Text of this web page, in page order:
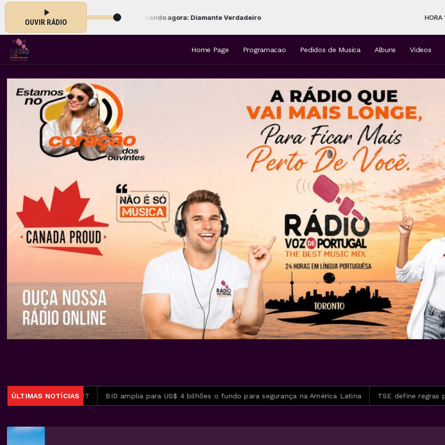
OUVIR RÁDIO
Tocando agora: Diamante Verdadeiro HORA 15 com Fabiano Farias das
Home Page Programacao Pedidos de Musica Albuns Videos
ÚLTIMAS NOTÍCIAS
2027 BID amplia para US$ 4 bilhões o fundo para segurança na América Latina TSE define regras para dividir tempo